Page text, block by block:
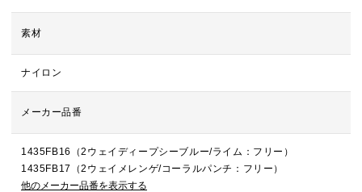
素材
ナイロン
メーカー品番
1435FB16（2ウェイディープシーブルー/ライム：フリー）
1435FB17（2ウェイメレンゲ/コーラルパンチ：フリー）
他のメーカー品番を表示する